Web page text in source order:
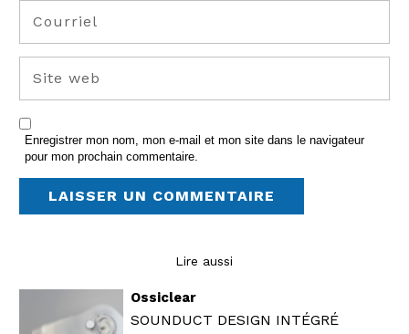
Enregistrer mon nom, mon e-mail et mon site dans le navigateur
pour mon prochain commentaire.
Lire aussi
Ossiclear
SOUNDUCT DESIGN INTÉGRÉ